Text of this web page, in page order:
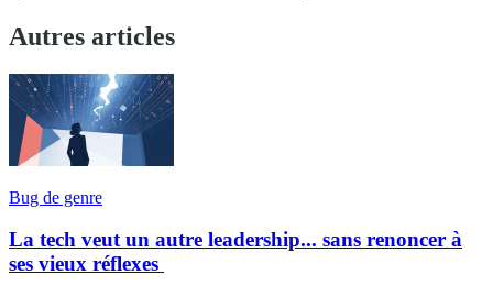
Autres articles
Bug de genre
La tech veut un autre leadership... sans renoncer à
ses vieux réflexes